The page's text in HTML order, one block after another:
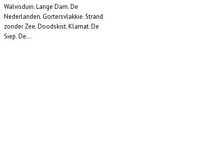
Walvisduin. Lange Dam. De
Nederlanden. Gortersvlakkie. Strand
zonder Zee. Doodskist. Klamat. De
Siep. De...